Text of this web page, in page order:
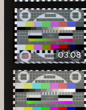
03:08